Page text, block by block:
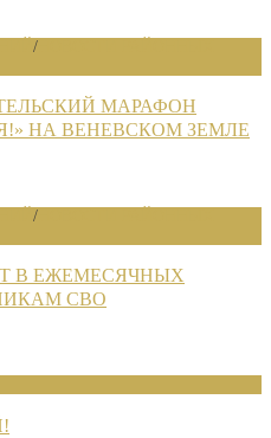
/
МАРАФОН
НА ВЕНЕВСКОМ ЗЕМЛЕ
/
В ЕЖЕМЕСЯЧНЫХ
СВО